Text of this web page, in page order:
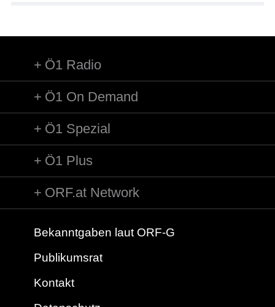
Ö1 Radio
Ö1 On Demand
Ö1 Spezial
Ö1 Plus
ORF.at Network
Bekanntgaben laut ORF-G
Publikumsrat
Kontakt